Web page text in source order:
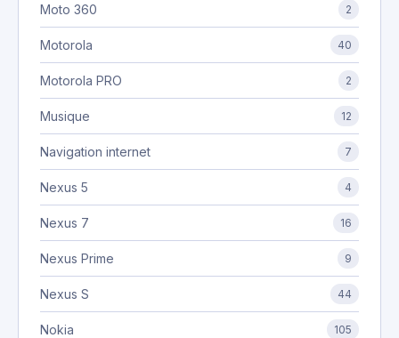
Moto 360 2
Motorola 40
Motorola PRO 2
Musique 12
Navigation internet 7
Nexus 5 4
Nexus 7 16
Nexus Prime 9
Nexus S 44
Nokia 105